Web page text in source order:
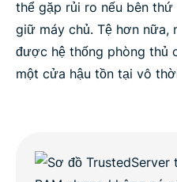
thể gặp rủi ro nếu bên
giữ máy chủ. Tệ hơn
được hệ thống phòng thủ
một cửa hậu tồn tại vô